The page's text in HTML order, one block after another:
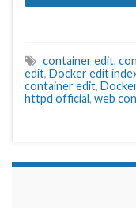
container edit,
edit, Docker edit
container edit,
httpd official, web